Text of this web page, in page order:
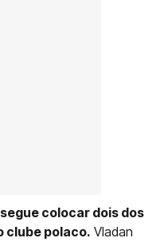
colocar dois dos
clube polaco. Vladan